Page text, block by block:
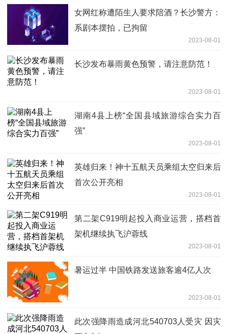
女网红称遭陌生人要求陪酒？长沙警方：
系剧本摆拍，已拘留
2023-08-01
长沙发布暴雨黄色预警，请注意防范！
2023-08-01
湖南4县上榜“全国县域旅游综合实力百
强”
2023-08-01
英雄归来！神十五航天员乘组太空归来后
首次公开亮相
2023-08-01
第二架C919明起投入商业运营，搭档首
架机继续执飞沪蓉线
2023-08-01
暑运过半 中国铁路发送旅客逾4亿人次
2023-08-01
此次强降雨造成河北540703人受灾 因灾